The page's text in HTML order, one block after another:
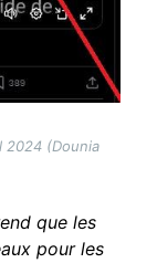
2024 (Dounia
que les
pour les